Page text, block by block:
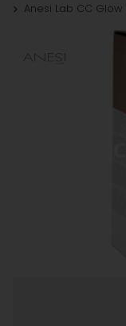
Anesi Lab CC